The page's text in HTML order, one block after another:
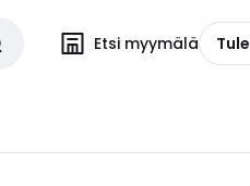
Etsi myymälä